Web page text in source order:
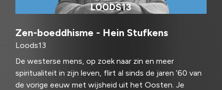
Zen-boeddhisme - Hein Stufkens
Loods13
De westerse mens, op zoek naar zin en meer
spiritualiteit in zijn leven, flirt al sinds de jaren ’60 van
de vorige eeuw met wijsheid uit het Oosten. Je